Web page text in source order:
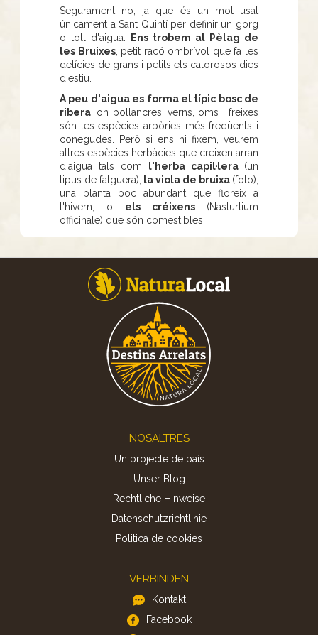
Segurament no, ja que és un mot usat
únicament a Sant Quintí per definir un gorg
o toll d'aigua.
Ens trobem al Pèlag de
les Bruixes, petit racó ombrívol que fa les
delícies de grans i petits els calorosos dies
d'estiu.
A peu d'aigua es forma el típic bosc de
ribera , on pollancres, verns, oms i freixes
són les espècies arbòries més freqüents i
conegudes. Però si ens hi fixem, veurem
altres espècies herbàcies que creixen arran
d'aigua tals com
l'herba capil·lera (un
tipus de falguera),
la viola de bruixa (foto),
una planta poc abundant que floreix a
l'hivern, o els créixens (Nasturtium
officinale) que són comestibles.
NOSALTRES
Un projecte de país
Unser Blog
Rechtliche Hinweise
Datenschutzrichtlinie
Politica de cookies
VERBINDEN
Kontakt
Facebook